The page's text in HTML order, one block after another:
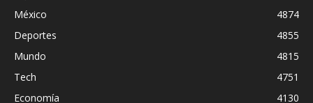
México
4874
Deportes
4855
Mundo
4815
Tech
4751
Economía
4130